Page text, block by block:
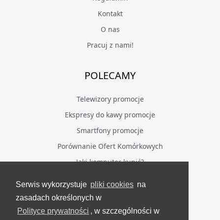
Serwis wykorzystuje pliki cookies na
zasadach określonych w
Polityce prywatności , w szczególności w
Kontakt
O nas
Pracuj z nami!
POLECAMY
Telewizory promocje
Ekspresy do kawy promocje
Smartfony promocje
Porównanie Ofert Komórkowych
Jaki komputer kupić?
BĄDŹ NA BIEŻĄCO
Facebook